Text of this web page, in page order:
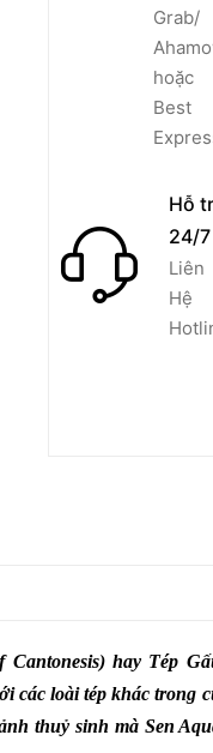
Grab/
hoặc
Best
Hỗ
24/7
Liên
Hệ
hay Tép
các loài tép khác trong
thuỷ sinh mà Sen